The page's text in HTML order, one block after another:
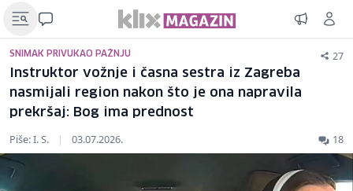
SNIMAK PRIVUKAO PAŽNJU 27
Instruktor vožnje i časna sestra iz Zagreba
nasmijali region nakon što je ona napravila
prekršaj: Bog ima prednost
Piše: I. S. | 03.07.2026. 18